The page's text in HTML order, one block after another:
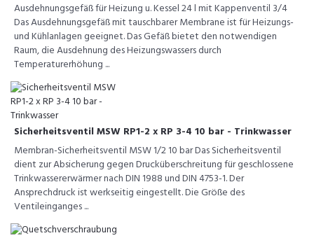
Ausdehnungsgefäß für Heizung u. Kessel 24 l mit Kappenventil 3/4
Das Ausdehnungsgefäß mit tauschbarer Membrane ist für Heizungs-
und Kühlanlagen geeignet. Das Gefäß bietet den notwendigen
Raum, die Ausdehnung des Heizungswassers durch
Temperaturerhöhung ...
Sicherheitsventil MSW RP1-2 x RP 3-4 10 bar - Trinkwasser
Membran-Sicherheitsventil MSW 1/2 10 bar Das Sicherheitsventil
dient zur Absicherung gegen Drucküberschreitung für geschlossene
Trinkwassererwärmer nach DIN 1988 und DIN 4753-1. Der
Ansprechdruck ist werkseitig eingestellt. Die Größe des
Ventileinganges ...